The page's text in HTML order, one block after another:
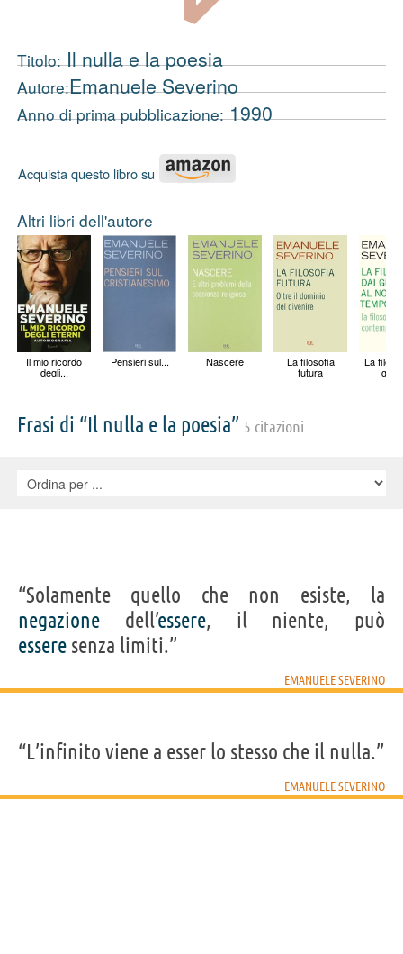
Titolo:Il nulla e la poesia
Autore:Emanuele Severino
Anno di prima pubblicazione:1990
Acquista questo libro su
Altri libri dell'autore
Il mio ricordo
degli...
Pensieri sul... Nascere La filosofia
futura
La
Frasi di “Il nulla e la poesia” 5 citazioni
“Solamente quello che non esiste, la
negazione dell’essere, il niente, può
essere senza limiti.”
EMANUELE SEVERINO
“L’infinito viene a esser lo stesso che il nulla.”
EMANUELE SEVERINO